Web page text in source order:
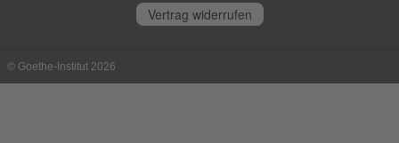
Vertrag widerrufen
© Goethe-Institut 2026